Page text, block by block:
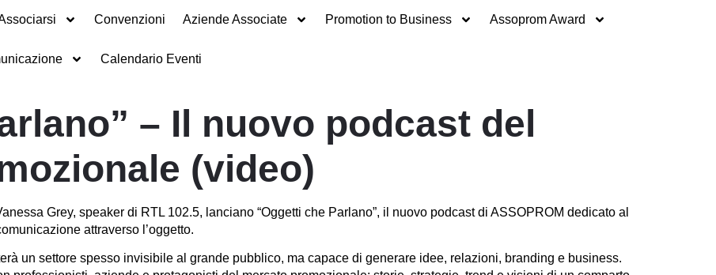
Convenzioni Aziende Associate Promotion to Business Assoprom Award
Calendario Eventi
– Il nuovo podcast del
(video)
Grey, speaker di RTL 102.5, lanciano “Oggetti che Parlano”, il nuovo podcast di ASSOPROM dedicato al
attraverso l’oggetto.
un settore spesso invisibile al grande pubblico, ma capace di generare idee, relazioni, branding e business.